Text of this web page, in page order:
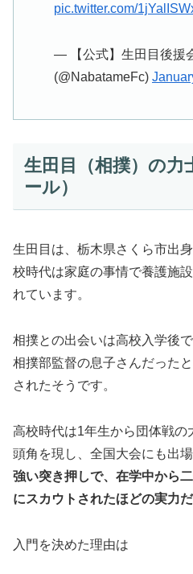
pic.twitter.com/
— 【公式】生田目後援
(@NabatameFc)
生田目（相撲）の力
ール）
生田目は、栃木県さくら市出
校時代は家庭の事情で養護施
れています。
相撲との出会いは高校入学後
相撲部監督の息子さんだった
されたそうです。
高校時代は1年生から団体戦の
頭角を現し、全国大会にも出
強い突き押しで、在学中から
にスカウトされたほどの実力だ
入門を決めた理由は